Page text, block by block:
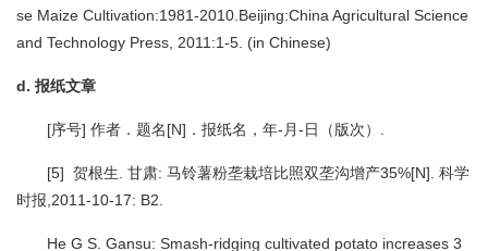
se Maize Cultivation:1981-2010.Beijing:China Agricultural Science
and Technology Press, 2011:1-5. (in Chinese)
d. 报纸文章
[序号] 作者．题名[N]．报纸名，年-月-日（版次）.
[5] 贺根生. 甘肃: 马铃薯粉垄栽培比照双垄沟增产35%[N]. 科学
时报,2011-10-17: B2.
He G S. Gansu: Smash-ridging cultivated potato increases 3